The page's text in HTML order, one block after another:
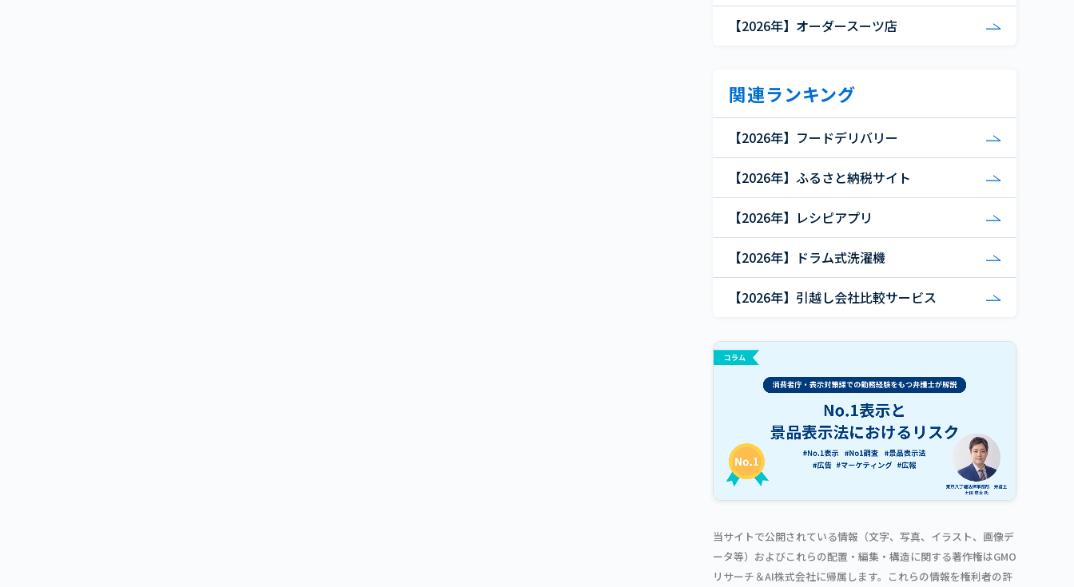
【2026年】オーダースーツ店
関連ランキング
【2026年】フードデリバリー
【2026年】ふるさと納税サイト
【2026年】レシピアプリ
【2026年】ドラム式洗濯機
【2026年】引越し会社比較サービス
当サイトで公開されている情報（文字、写真、イラスト、画像デ
ータ等）およびこれらの配置・編集・構造に関する著作権はGMO
リサーチ＆AI株式会社に帰属します。これらの情報を権利者の許